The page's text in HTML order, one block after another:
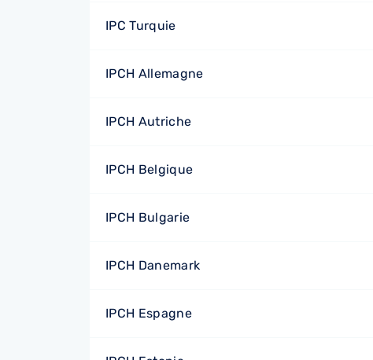
IPC Turquie
IPCH Allemagne
IPCH Autriche
IPCH Belgique
IPCH Bulgarie
IPCH Danemark
IPCH Espagne